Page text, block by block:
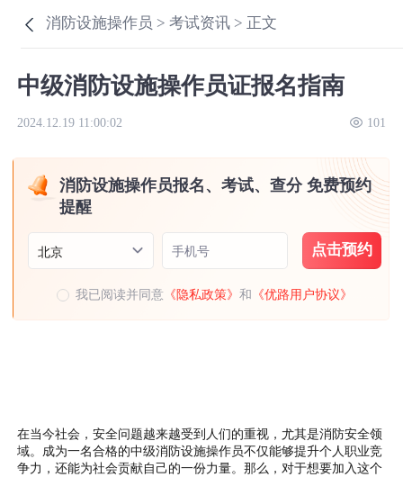
消防设施操作员 >考试资讯 > 正文
中级消防设施操作员证报名指南
2024.12.19 11:00:02 101
消防设施操作员报名、考试、查分 免费预约
提醒
北京 手机号 点击预约
我已阅读并同意 《隐私政策》和 《优路用户协议》
在当今社会，安全问题越来越受到人们的重视，尤其是消防安全领
域。成为一名合格的中级消防设施操作员不仅能够提升个人职业竞
争力，还能为社会贡献自己的一份力量。那么，对于想要加入这个